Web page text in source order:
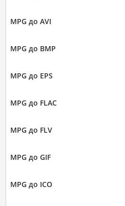
MPG до AVI
MPG до BMP
MPG до EPS
MPG до FLAC
MPG до FLV
MPG до GIF
MPG до ICO